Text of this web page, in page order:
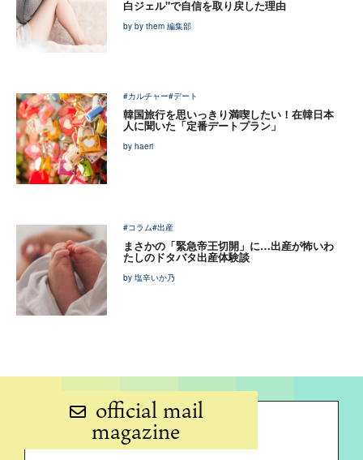
白ジェル"で自信を取り戻した理由
by by them 編集部
#カルチャー#デート
韓国旅行を思いっきり満喫したい！在韓日本
人に聞いた「定番デートプラン」
by haeri
#コラム#出産
まさかの「緊急帝王切開」に…出産が怖いわ
たしのドタバタ出産体験談
by 塩辛いか乃
official mail
magazine